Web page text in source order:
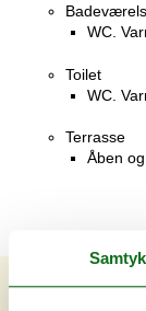
WC.
Toilet
WC.
Terrasse
Åben
Eksterne